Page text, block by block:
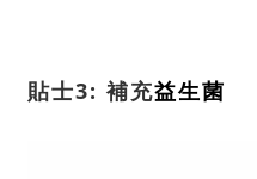
貼士3: 補充益生菌